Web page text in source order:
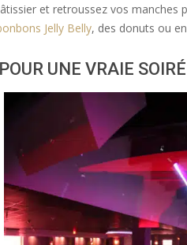
et retroussez vos
Jelly Belly, des donuts ou
UNE VRAIE